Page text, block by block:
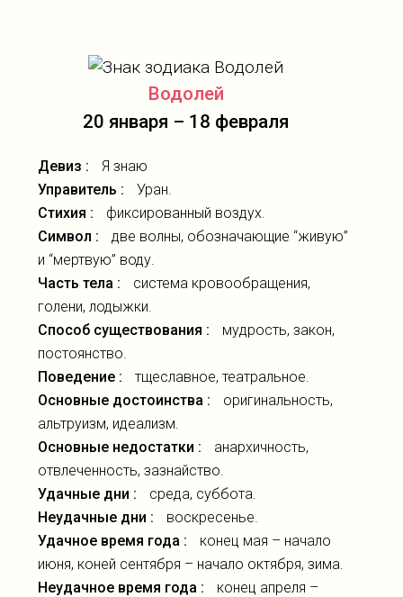
Водолей
20 января – 18 февраля
Девиз :
Я знаю
Управитель :
Уран.
Стихия :
фиксированный воздух.
Символ :
две волны, обозначающие “живую”
и “мертвую” воду.
Часть тела :
система кровообращения,
голени, лодыжки.
Способ существования :
мудрость, закон,
постоянство.
Поведение :
тщеславное, театральное.
Основные достоинства :
оригинальность,
альтруизм, идеализм.
Основные недостатки :
анархичность,
отвлеченность, зазнайство.
Удачные дни :
среда, суббота.
Неудачные дни :
воскресенье.
Удачное время года :
конец мая – начало
июня, коней сентября – начало октября, зима.
Неудачное время года :
конец апреля –